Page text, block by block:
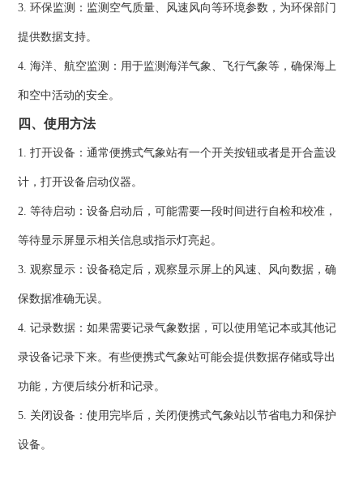
3. 环保监测：监测空气质量、风速风向等环境参数，为环保部门
提供数据支持。
4. 海洋、航空监测：用于监测海洋气象、飞行气象等，确保海上
和空中活动的安全。
四、使用方法
1. 打开设备：通常便携式气象站有一个开关按钮或者是开合盖设
计，打开设备启动仪器。
2. 等待启动：设备启动后，可能需要一段时间进行自检和校准，
等待显示屏显示相关信息或指示灯亮起。
3. 观察显示：设备稳定后，观察显示屏上的风速、风向数据，确
保数据准确无误。
4. 记录数据：如果需要记录气象数据，可以使用笔记本或其他记
录设备记录下来。有些便携式气象站可能会提供数据存储或导出
功能，方便后续分析和记录。
5. 关闭设备：使用完毕后，关闭便携式气象站以节省电力和保护
设备。